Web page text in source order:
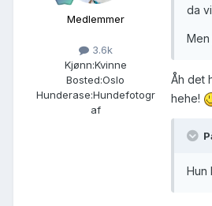
Medlemmer
3.6k
Kjønn:Kvinne
Bosted:Oslo
Hunderase:Hundefotogr
af
da
Åh det
hehe!
Hun